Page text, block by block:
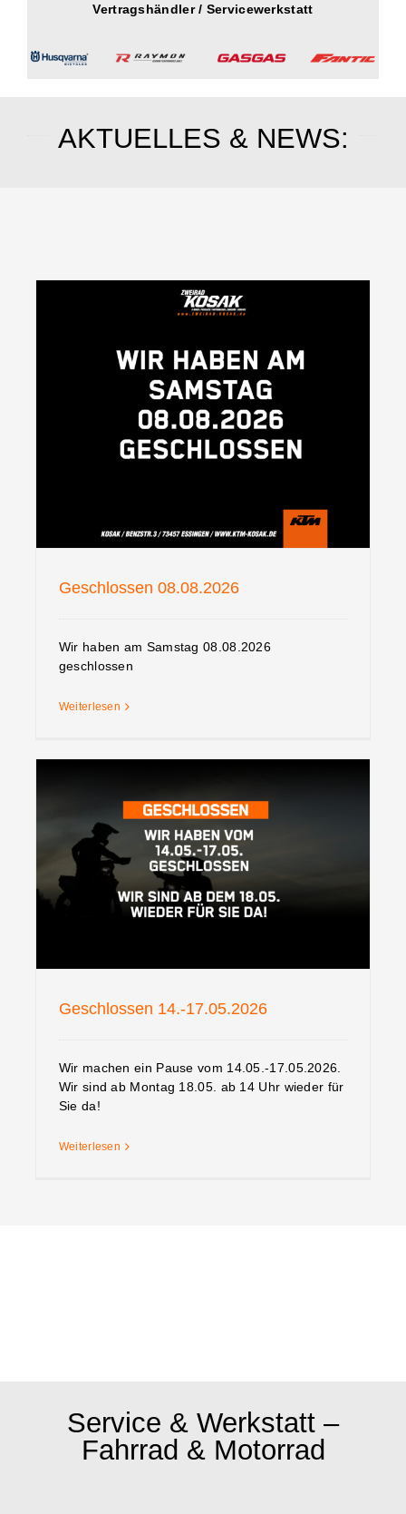
Vertragshändler / Servicewerkstatt
AKTUELLES & NEWS:
Geschlossen 08.08.2026
Geschlossen 08.08.2026
Wir haben am Samstag 08.08.2026
geschlossen
Weiterlesen
Geschlossen 14.-17.05.2026
Geschlossen 14.-17.05.2026
Wir machen ein Pause vom 14.05.-17.05.2026.
Wir sind ab Montag 18.05. ab 14 Uhr wieder für
Sie da!
Weiterlesen
Service & Werkstatt –
Fahrrad & Motorrad